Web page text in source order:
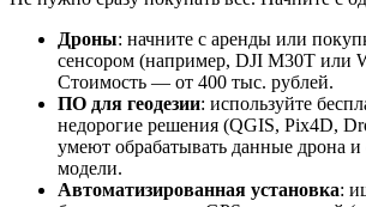
Дроны: начните с аренды или
сенсором (например, DJI M30T или
Стоимость — от 400 тыс. рублей.
ПО для геодезии: используйте
недорогие решения (QGIS, Pix4D,
умеют обрабатывать данные дрона и
модели.
Автоматизированная установка: